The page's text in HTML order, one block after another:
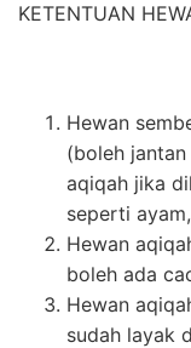
KETENTUAN
Hewan
(boleh
aqiqah jika
seperti
Hewan
boleh ada
Hewan
sudah layak